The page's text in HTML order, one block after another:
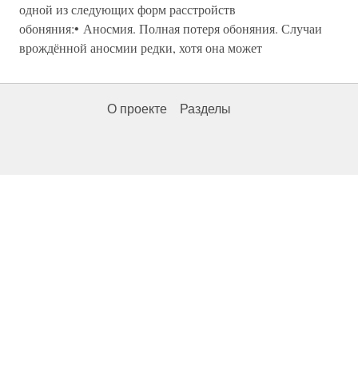
одной из следующих форм расстройств
обоняния:• Аносмия. Полная потеря обоняния. Случаи
врождённой аносмии редки, хотя она может
О проекте Разделы